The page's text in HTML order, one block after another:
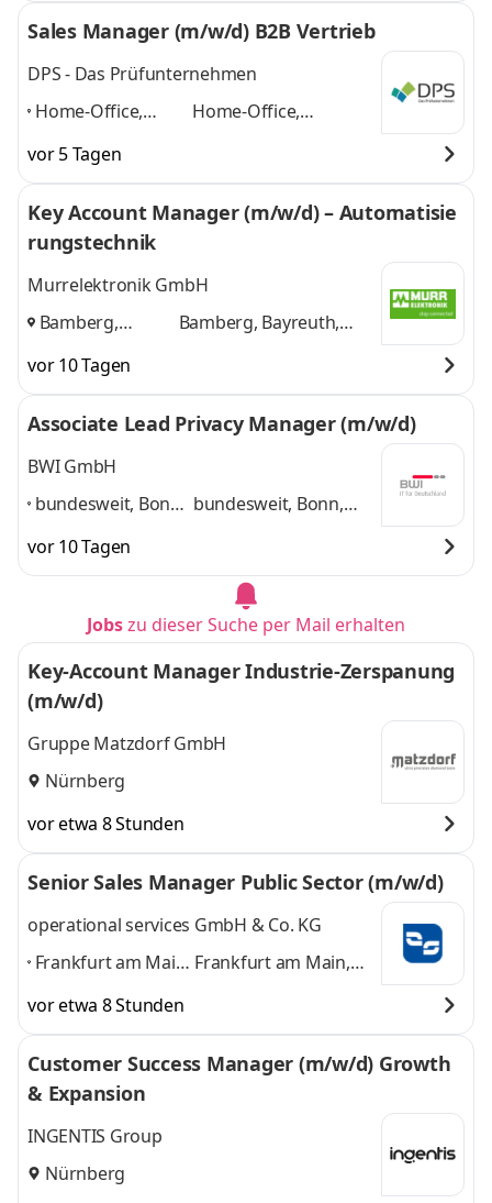
Sales Manager (m/w/d) B2B Vertrieb
DPS - Das Prüfunternehmen
Home-Office,
Nürnberg,
Regensburg, Furth
im Wald,
Würzburg,
Home-Office,
Wald, Würzburgund 3
weitere
vor 5 Tagen
Key Account Manager (m/w/d) – Automatisie
rungstechnik
Murrelektronik GmbH
Bamberg,
Nürnberg,
Bamberg, Bayreuth,
vor 10 Tagen
Associate Lead Privacy Manager (m/w/d)
BWI GmbH
bundesweit, Bonn,
Hamburg,
München,
Berlin, Leipzig
bundesweit, Bonn,
Ulm, Berlin, Leipzig
und 6 weitere
vor 10 Tagen
Jobszu dieser Suche per Mail erhalten
Key-Account Manager Industrie-Zerspanung
(m/w/d)
Gruppe Matzdorf GmbH
Nürnberg
vor etwa 8 Stunden
Senior Sales Manager Public Sector (m/w/d)
operational services GmbH & Co. KG
Frankfurt am Main,
Hamburg,
Leinfelden-
Echterdingen,
München,
Frankfurt am Main,
Echterdingen,
München, Nürnberg
vor etwa 8 Stunden
Customer Success Manager (m/w/d) Growth
& Expansion
INGENTIS Group
Nürnberg